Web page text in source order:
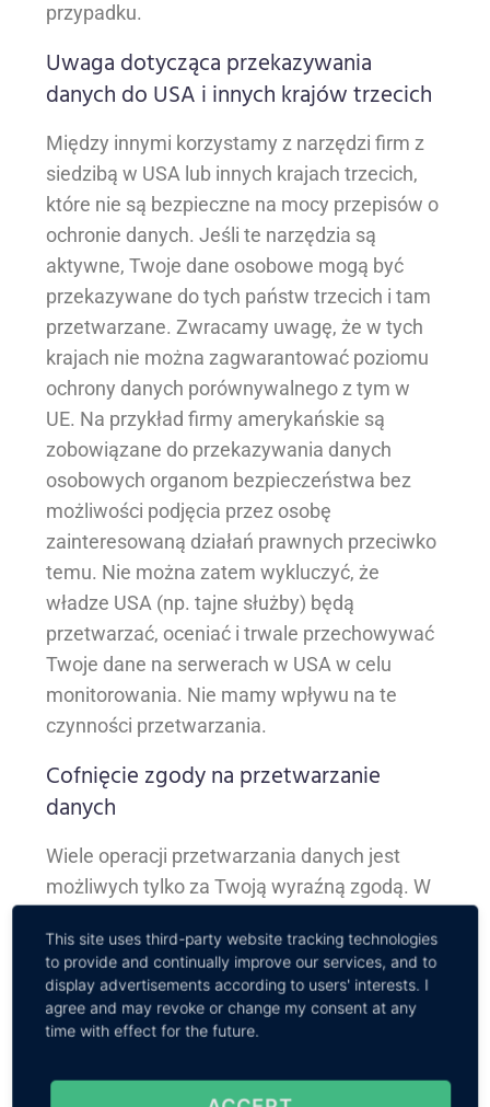
przypadku.
Uwaga dotycząca przekazywania
danych do USA i innych krajów trzecich
Między innymi korzystamy z narzędzi firm z
siedzibą w USA lub innych krajach trzecich,
które nie są bezpieczne na mocy przepisów o
ochronie danych. Jeśli te narzędzia są
aktywne, Twoje dane osobowe mogą być
przekazywane do tych państw trzecich i tam
przetwarzane. Zwracamy uwagę, że w tych
krajach nie można zagwarantować poziomu
ochrony danych porównywalnego z tym w
UE. Na przykład firmy amerykańskie są
zobowiązane do przekazywania danych
osobowych organom bezpieczeństwa bez
możliwości podjęcia przez osobę
zainteresowaną działań prawnych przeciwko
temu. Nie można zatem wykluczyć, że
władze USA (np. tajne służby) będą
przetwarzać, oceniać i trwale przechowywać
Twoje dane na serwerach w USA w celu
monitorowania. Nie mamy wpływu na te
czynności przetwarzania.
Cofnięcie zgody na przetwarzanie
danych
Wiele operacji przetwarzania danych jest
możliwych tylko za Twoją wyraźną zgodą. W
zgodę. Odwołanie nie ma wpływu na
zgodność z prawem przetwarzania danych,
które miało miejsce do odwołania.
gromadzenia danych w szczególnych
This site uses third-party website tracking technologies
to provide and continually improve our services, and to
display advertisements according to users' interests. I
agree and may revoke or change my consent at any
time with effect for the future.